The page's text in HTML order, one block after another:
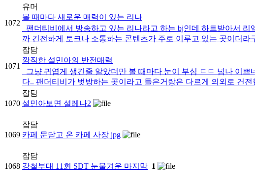
1072
유머
볼 때마다 새로운 매력이 있는 리나
팬더티비에서 방송하고 있는 리나라고 하는 bj인데 하트받아서
까 건전하게 토크나 소통하는 콘텐츠가 주로 이루고 있는 곳이더라
1071
잡담
깜직한 설민아의 반전매력
그냥 귀엽게 생긴줄 알았더만 볼 때마다 눈이 부심 ㄷㄷ 넘나 이
다.. 팬더티비가 벗방하는 곳이라고 들은거랑은 다르게 의외로 건전
1070
잡담
설민아보면 설레나2
1069
잡담
카페 문닫고 온 카페 사장 jpg
1068
잡담
강철부대 11회 SDT 눈물겨운 마지막 1